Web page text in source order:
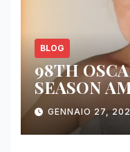
BLOG
98TH
SEASON
FOR
GENNAIO 27,